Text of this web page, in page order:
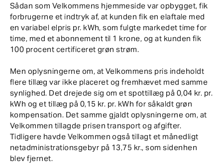
Sådan som Velkommens hjemmeside var opbygget, fik
forbrugerne et indtryk af, at kunden fik en elaftale med
en variabel elpris pr. kWh, som fulgte markedet time for
time, med et abonnement til 1 krone, og at kunden fik
100 procent certificeret grøn strøm.
Men oplysningerne om, at Velkommens pris indeholdt
flere tillæg var ikke placeret og fremhævet med samme
synlighed. Det drejede sig om et spottillæg på 0,04 kr. pr.
kWh og et tillæg på 0,15 kr. pr. kWh for såkaldt grøn
kompensation. Det samme gjaldt oplysningerne om, at
Velkommen tillagde prisen transport og afgifter.
Tidligere havde Velkommen også tillagt et månedligt
netadministrationsgebyr på 13,75 kr., som sidenhen
blev fjernet.